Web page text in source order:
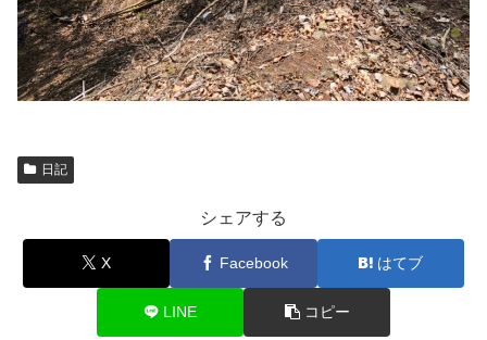
日記
シェアする
X Facebook はてブ
LINE コピー